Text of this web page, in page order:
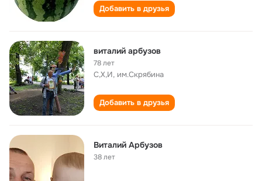
Добавить в друзья
виталий арбузов
78 лет
С,Х,И, им.Скрябина
Добавить в друзья
Виталий Арбузов
38 лет